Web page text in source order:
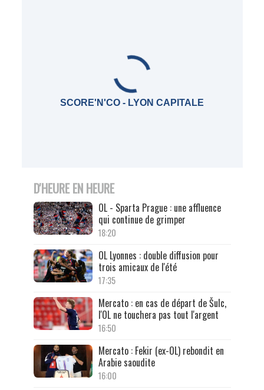
SCORE'N'CO - LYON CAPITALE
D'HEURE EN HEURE
OL - Sparta Prague : une affluence
qui continue de grimper
18:20
OL Lyonnes : double diffusion pour
trois amicaux de l'été
17:35
Mercato : en cas de départ de Šulc,
l'OL ne touchera pas tout l'argent
16:50
Mercato : Fekir (ex-OL) rebondit en
Arabie saoudite
16:00